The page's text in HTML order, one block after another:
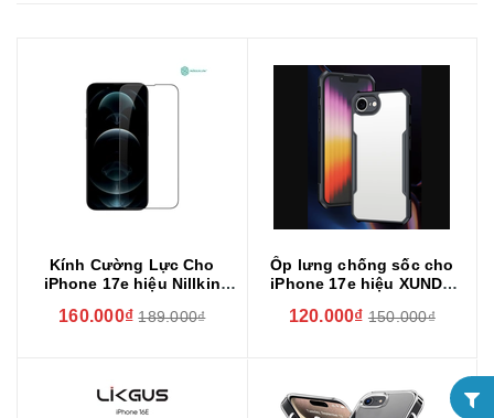
Kính Cường Lực Cho
iPhone 17e hiệu Nillkin
160.000₫ 189.000₫
Ốp lưng chống sốc cho
iPhone 17e hiệu XUNDD
120.000₫ 150.000₫